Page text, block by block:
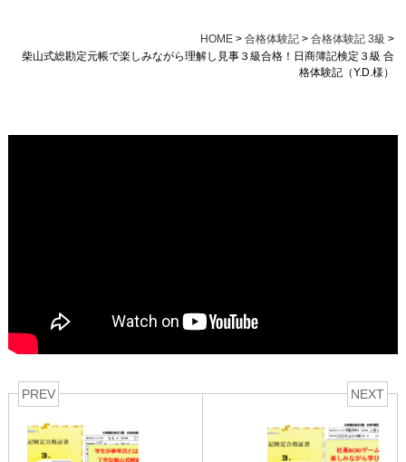
HOME> 合格体験記> 合格体験記 3級 >
柴山式総勘定元帳で楽しみながら理解し見事３級合格！日商簿記検定３級 合
格体験記（Y.D.様）
PREV NEXT